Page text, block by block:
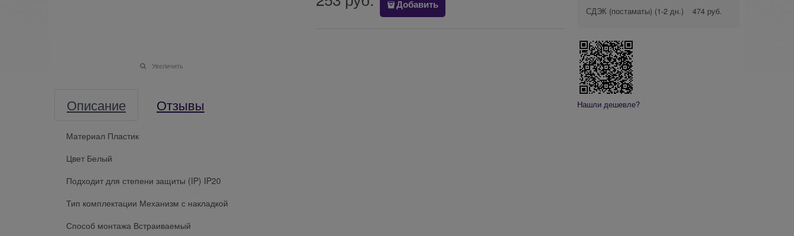
Увеличить
Добавить
Описание Отзывы
Материал Пластик
Цвет Белый
Подходит для степени защиты (IP) IP20
Тип комплектации Механизм с накладкой
Способ монтажа Встраиваемый
СДЭК (постаматы) (1-2 дн.) 474 руб.
Нашли дешевле?